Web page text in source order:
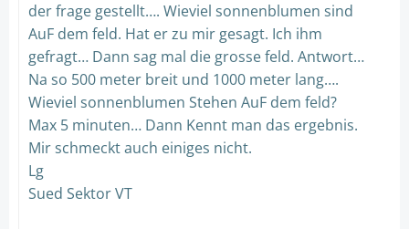
der frage gestellt…. Wieviel sonnenblumen sind
AuF dem feld. Hat er zu mir gesagt. Ich ihm
gefragt… Dann sag mal die grosse feld. Antwort…
Na so 500 meter breit und 1000 meter lang….
Wieviel sonnenblumen Stehen AuF dem feld?
Max 5 minuten… Dann Kennt man das ergebnis.
Mir schmeckt auch einiges nicht.
Lg
Sued Sektor VT